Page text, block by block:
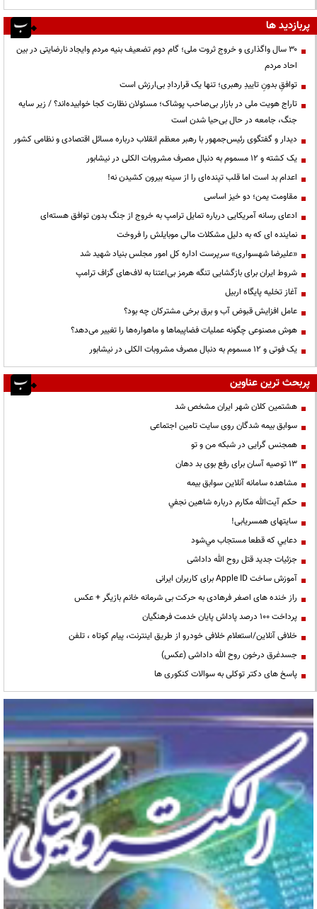
پربازدید ها
۳۰ سال واگذاری و خروج ثروت ملی؛ گام دوم تضعیف بنیه مردم وایجاد نارضایتی در بین
احاد مردم
توافقِ بدونِ تاییدِ رهبری؛ تنها یک قراردادِ بی‌ارزش است
تاراج هویت ملی در بازار بی‌صاحب پوشاک؛ مسئولان نظارت کجا خوابیده‌اند؟ / زیر سایه
جنگ، جامعه در حال بی‌حیا شدن است
دیدار و گفتگوی رئیس‌جمهور با رهبر معظم انقلاب درباره مسائل اقتصادی و نظامی کشور
یک کشته و ۱۲ مسموم به دنبال مصرف مشروبات الکلی در نیشابور
اعدام بد است اما قلب تپنده‌ای را از سینه بیرون کشیدن نه!
مقاومت یمن؛ دو خیز اساسی
ادعای رسانه آمریکایی درباره تمایل ترامپ به خروج از جنگ بدون توافق هسته‌ای
نماینده ای که به دلیل مشکلات مالی موبایلش را فروخت
«علیرضا شهسواری» سرپرست اداره کل امور مجلس بنیاد شهید شد
شروط ایران برای بازگشایی تنگه هرمز بی‌اعتنا به لاف‌های گزاف ترامپ
آغاز تخلیه پایگاه اربیل
عامل افزایش قبوض آب و برق برخی مشترکان چه بود؟
هوش مصنوعی چگونه عملیات فضاپیماها و ماهواره‌ها را تغییر می‌دهد؟
یک فوتی و ۱۲ مسموم به دنبال مصرف مشروبات الکلی در نیشابور
پربحث ترین عناوین
هشتمین کلان شهر ایران مشخص شد
سوابق بیمه شدگان روی سایت تامین اجتماعی
همجنس گرایی در شبکه من و تو
13 توصیه آسان برای رفع بوی بد دهان
مشاهده سامانه آنلاين سوابق بیمه
حكم آيت‌الله مكارم درباره شاهين نجفي
سایتهای همسریابی!
دعايي كه قطعا مستجاب مي‌شود
جزئیات جدید قتل روح الله داداشی
آموزش ساخت Apple ID برای کاربران ایرانی
راز خنده های اصغر فرهادی به حرکت بی شرمانه خانم بازیگر + عکس
پرداخت ۱۰۰ درصد پاداش پایان خدمت فرهنگیان
خلافی آنلاین/استعلام خلافی خودرو از طریق اینترنت، پیام کوتاه ، تلفن
جسدغرق درخون روح الله داداشی (عکس)
پاسخ های دکتر توکلی به سوالات کنکوری ها